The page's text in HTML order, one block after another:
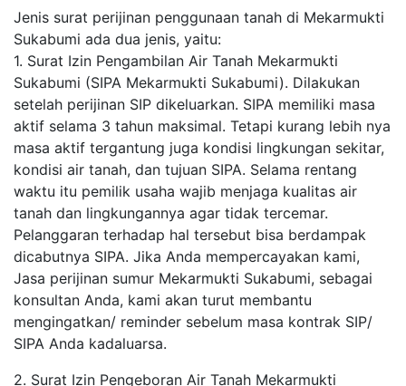
Jenis surat perijinan penggunaan tanah di Mekarmukti
Sukabumi ada dua jenis, yaitu:
1. Surat Izin Pengambilan Air Tanah Mekarmukti
Sukabumi (SIPA Mekarmukti Sukabumi). Dilakukan
setelah perijinan SIP dikeluarkan. SIPA memiliki masa
aktif selama 3 tahun maksimal. Tetapi kurang lebih nya
masa aktif tergantung juga kondisi lingkungan sekitar,
kondisi air tanah, dan tujuan SIPA. Selama rentang
waktu itu pemilik usaha wajib menjaga kualitas air
tanah dan lingkungannya agar tidak tercemar.
Pelanggaran terhadap hal tersebut bisa berdampak
dicabutnya SIPA. Jika Anda mempercayakan kami,
Jasa perijinan sumur Mekarmukti Sukabumi, sebagai
konsultan Anda, kami akan turut membantu
mengingatkan/ reminder sebelum masa kontrak SIP/
SIPA Anda kadaluarsa.
2. Surat Izin Pengeboran Air Tanah Mekarmukti